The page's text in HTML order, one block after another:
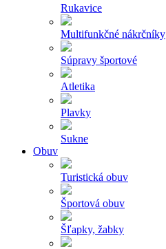
Rukavice
Multifunkčné nákrčníky
Súpravy športové
Atletika
Plavky
Sukne
Obuv
Turistická obuv
Športová obuv
Šľapky, žabky